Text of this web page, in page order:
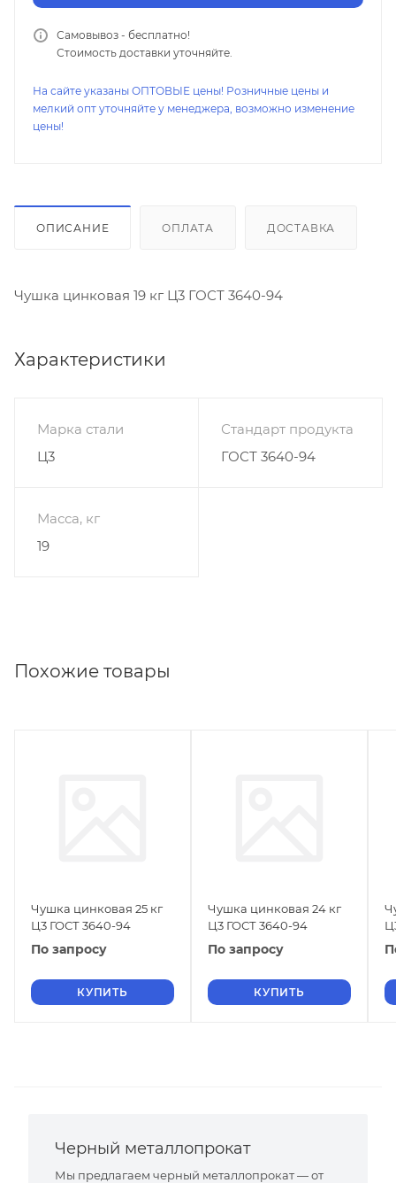
Самовывоз - бесплатно!
Стоимость доставки уточняйте.
На сайте указаны ОПТОВЫЕ цены! Розничные цены и
мелкий опт уточняйте у менеджера, возможно изменение
цены!
ОПИСАНИЕ ОПЛАТА ДОСТАВКА
Чушка цинковая 19 кг Ц3 ГОСТ 3640-94
Характеристики
Марка стали
Ц3
Стандарт продукта
ГОСТ 3640-94
Масса, кг
19
Похожие товары
Чушка цинковая 25 кг
Ц3 ГОСТ 3640-94
По запросу
КУПИТЬ
Чушка цинковая 24 кг
Ц3 ГОСТ 3640-94
По запросу
КУПИТЬ
Черный металлопрокат
Мы предлагаем черный металлопрокат — от